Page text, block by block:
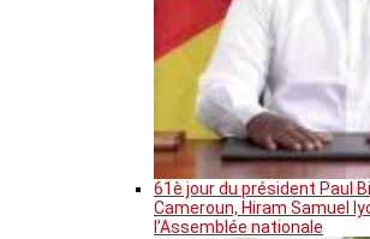
61è jour du président Paul
Cameroun, Hiram Samuel
l’Assemblée nationale